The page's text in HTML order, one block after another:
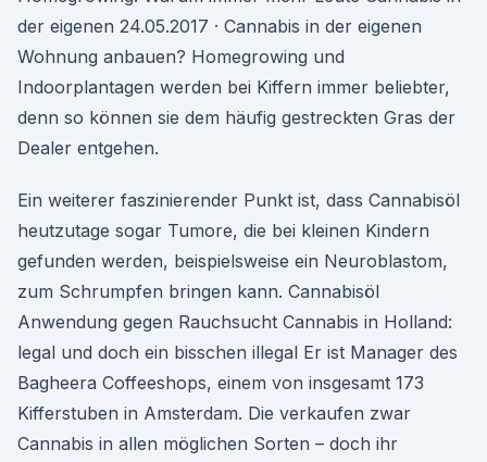
der eigenen 24.05.2017 · Cannabis in der eigenen
Wohnung anbauen? Homegrowing und
Indoorplantagen werden bei Kiffern immer beliebter,
denn so können sie dem häufig gestreckten Gras der
Dealer entgehen.
Ein weiterer faszinierender Punkt ist, dass Cannabisöl
heutzutage sogar Tumore, die bei kleinen Kindern
gefunden werden, beispielsweise ein Neuroblastom,
zum Schrumpfen bringen kann. Cannabisöl
Anwendung gegen Rauchsucht Cannabis in Holland:
legal und doch ein bisschen illegal Er ist Manager des
Bagheera Coffeeshops, einem von insgesamt 173
Kifferstuben in Amsterdam. Die verkaufen zwar
Cannabis in allen möglichen Sorten – doch ihr